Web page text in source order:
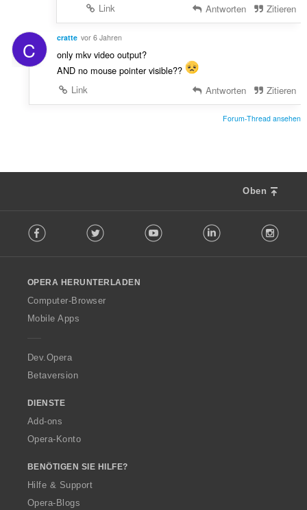
Link
Antworten Zitieren
C cratte vor 6 Jahren
only mkv video output?
AND no mouse pointer visible??
Link
Antworten Zitieren
Forum-Thread ansehen
Oben
o
w
O
p
a
Facebook Twitter Youtube LinkedIn
OPERA HERUNTERLADEN
Computer-Browser
Mobile Apps
Dev.Opera
Betaversion
DIENSTE
Add-ons
Opera-Konto
BENÖTIGEN SIE HILFE?
Hilfe & Support
Opera-Blogs